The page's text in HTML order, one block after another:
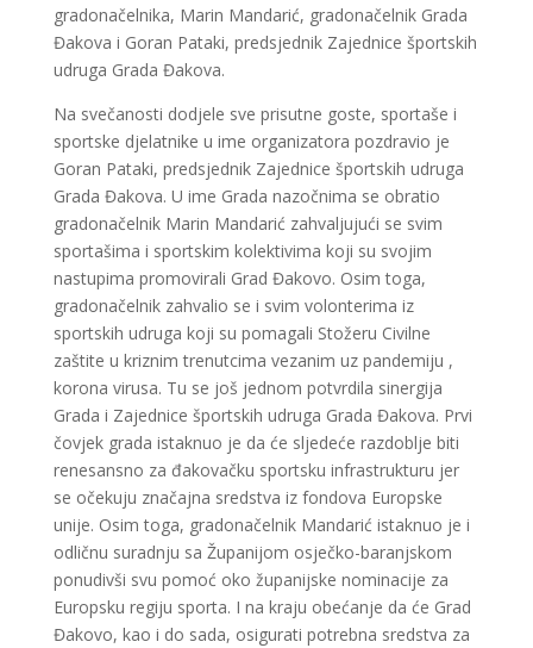
gradonačelnika, Marin Mandarić, gradonačelnik Grada
Đakova i Goran Pataki, predsjednik Zajednice športskih
udruga Grada Đakova.
Na svečanosti dodjele sve prisutne goste, sportaše i
sportske djelatnike u ime organizatora pozdravio je
Goran Pataki, predsjednik Zajednice športskih udruga
Grada Đakova. U ime Grada nazočnima se obratio
gradonačelnik Marin Mandarić zahvaljujući se svim
sportašima i sportskim kolektivima koji su svojim
nastupima promovirali Grad Đakovo. Osim toga,
gradonačelnik zahvalio se i svim volonterima iz
sportskih udruga koji su pomagali Stožeru Civilne
zaštite u kriznim trenutcima vezanim uz pandemiju ,
korona virusa. Tu se još jednom potvrdila sinergija
Grada i Zajednice športskih udruga Grada Đakova. Prvi
čovjek grada istaknuo je da će sljedeće razdoblje biti
renesansno za đakovačku sportsku infrastrukturu jer
se očekuju značajna sredstva iz fondova Europske
unije. Osim toga, gradonačelnik Mandarić istaknuo je i
odličnu suradnju sa Županijom osječko-baranjskom
ponudivši svu pomoć oko županijske nominacije za
Europsku regiju sporta. I na kraju obećanje da će Grad
Đakovo, kao i do sada, osigurati potrebna sredstva za